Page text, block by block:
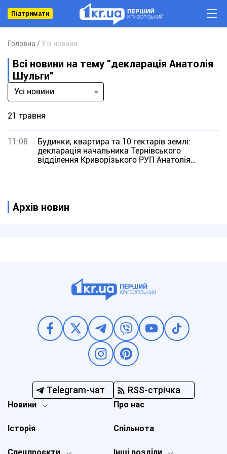
Підтримати
Головна Усі новини
Всі новини на тему "декларація Анатолія
Шульги"
Усі новини
21 травня
11:08
Будинки, квартира та 10 гектарів землі:
декларація начальника Тернівського
відділення Криворізького РУП Анатолія
Архів новин
Telegram-чат RSS-стрічка
Новини
Історія
Про нас
Спільнота